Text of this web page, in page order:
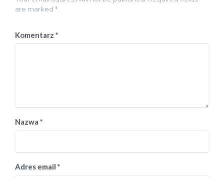
are marked *
Komentarz *
Nazwa *
Adres email *